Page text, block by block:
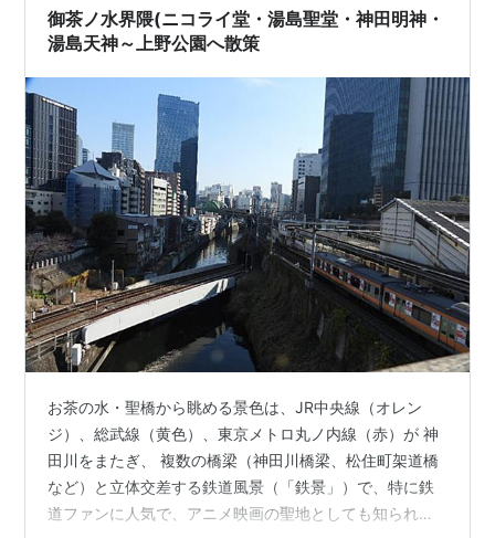
て叶わないのに！ 休み返上して神田明神に並ばせるよう
なブラック企業が潰れ…
御茶ノ水界隈(ニコライ堂・湯島聖堂・神田明神・
湯島天神～上野公園へ散策
お茶の水・聖橋から眺める景色は、JR中央線（オレン
ジ）、総武線（黄色）、東京メトロ丸ノ内線（赤）が 神
田川をまたぎ、 複数の橋梁（神田川橋梁、松住町架道橋
など）と立体交差する鉄道風景（「鉄景」）で、特に鉄
道ファンに人気で、アニメ映画の聖地としても知られる